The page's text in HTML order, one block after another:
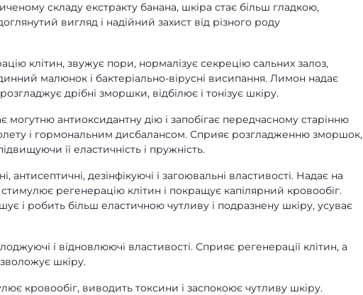
складу екстракту банана, шкіра стає більш гладкою,
вигляд і надійний захист від різного роду
клітин, звужує пори, нормалізує секрецію сальних залоз,
малюнок і бактеріально-вірусні висипання. Лимон надає
дрібні зморшки, відбілює і тонізує шкіру.
могутню антиоксидантну дію і запобігає передчасному старінню
і гормональним дисбалансом. Сприяє розгладженню зморшок,
її еластичність і пружність.
дезінфікуючі і загоювальні властивості. Надає на
стимулює регенерацію клітин і покращує капілярний кровообіг.
і робить більш еластичною чутливу і подразнену шкіру, усуває
і відновлюючі властивості. Сприяє регенерації клітин, а
шкіру.
кровообіг, виводить токсини і заспокоює чутливу шкіру.